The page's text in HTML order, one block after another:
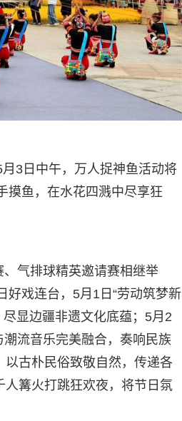
3日中午，万人捉神鱼活动将
摸鱼，在水花四溅中尽享狂
气排球精英邀请赛相继举
好戏连台，5月1日“劳动筑梦新
显边疆非遗文化底蕴；5月2
流音乐完美融合，奏响民族
以古朴民俗致敬自然，传递各
人篝火打跳狂欢夜，将节日氛